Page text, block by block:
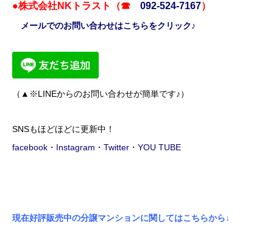
●株式会社NKトラスト（☎ 092-524-7167）
メールでのお問い合わせはこちらをクリック♪
（▲※LINEからのお問い合わせが簡単です♪）
SNSもほどほどに更新中！
facebook ・ Instagram ・ Twitter ・ YOU TUBE
現在好評販売中の分譲マンションに関してはこちらから↓